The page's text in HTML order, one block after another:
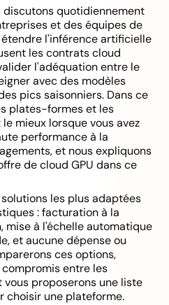
discutons quotidiennement
et des équipes de
l'inférence artificielle
les contrats cloud
l'adéquation entre le
avec des modèles
pics saisonniers. Dans ce
plates-formes et les
mieux lorsque vous avez
performance à la
et nous expliquons
de cloud GPU dans ce
les plus adaptées
: facturation à la
mise à l'échelle automatique
et aucune dépense ou
ces options,
entre les
proposerons une liste
choisir une plateforme.